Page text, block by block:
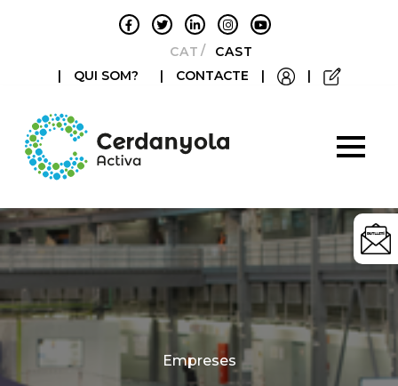
CATALÀCASTELLANO
|
QUI SOM? | CONTACTE | |
Categories
Empreses